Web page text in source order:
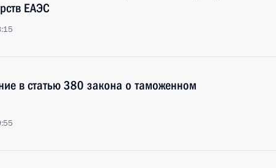
ЕАЭС
в статью 380 закона о таможенном